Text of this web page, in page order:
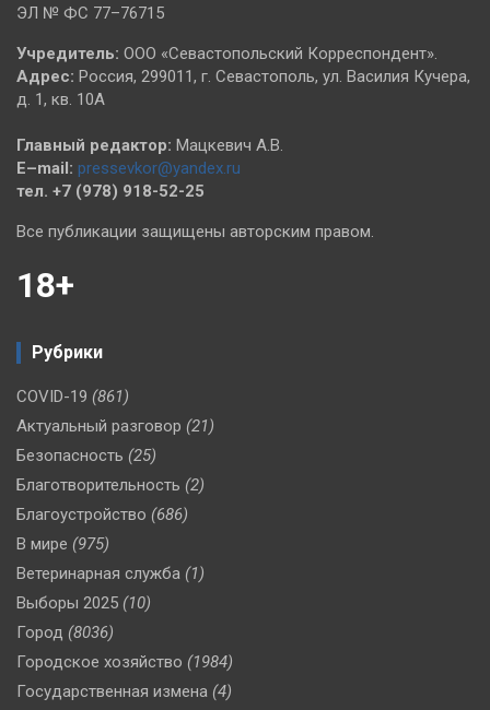
ЭЛ № ФС 77–76715
Учредитель: ООО «Севастопольский Корреспондент».
Адрес: Россия, 299011, г. Севастополь, ул. Василия Кучера,
д. 1, кв. 10А
Главный редактор: Мацкевич А.В.
E–mail: pressevkor@yandex.ru
тел. +7 (978) 918-52-25
Все публикации защищены авторским правом.
18+
Рубрики
COVID-19 (861)
Актуальный разговор (21)
Безопасность (25)
Благотворительность (2)
Благоустройство (686)
В мире (975)
Ветеринарная служба (1)
Выборы 2025 (10)
Город (8036)
Городское хозяйство (1984)
Государственная измена (4)